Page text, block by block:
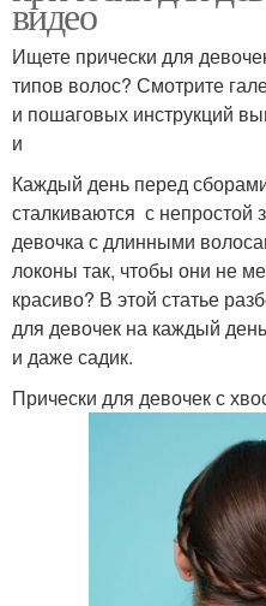
видео
Ищете прически для
типов волос? Смотрите
и пошаговых инструкций
и
Каждый день перед
сталкиваются с непростой
девочка с длинными
локоны так, чтобы они не
красиво? В этой статье
для девочек на каждый
и даже садик.
Прически для девочек с